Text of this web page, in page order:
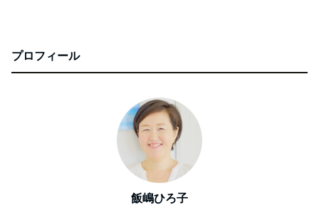
プロフィール
飯嶋ひろ子